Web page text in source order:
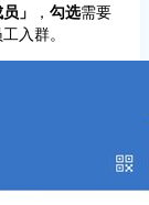
」 ， 勾选需要
入群。